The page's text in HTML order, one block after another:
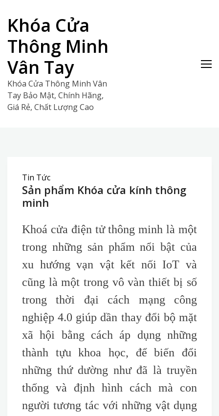
content
Khóa Cửa
Thông Minh
Vân Tay
Khóa Cửa Thông Minh Vân
Tay Bảo Mật, Chính Hãng,
Giá Rẻ, Chất Lượng Cao
Tin Tức
Sản phẩm Khóa cửa kính thông
minh
Khoá cửa điện tử thông minh là một
trong những sản phẩm nổi bật của
xu hướng vạn vật kết nối IoT và
cũng là một trong vô vàn thiết bị số
trong thời đại cách mạng công
nghiệp 4.0 giúp dần thay đổi bộ mặt
xã hội bằng cách áp dụng những
thành tựu khoa học, để biến đổi
những thứ dường như đã là truyền
thống và định hình cách mà con
người tương tác với những vật dụng